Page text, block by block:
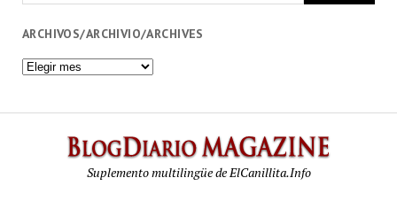
ARCHIVOS/ARCHIVIO/ARCHIVES
Archivos/Archivio/Archives
Suplemento multilingüe de ElCanillita.Info